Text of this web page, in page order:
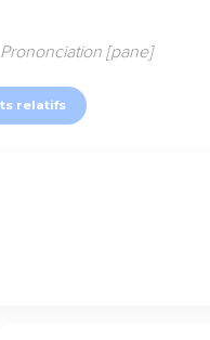
Prononciation [pane]
relatifs